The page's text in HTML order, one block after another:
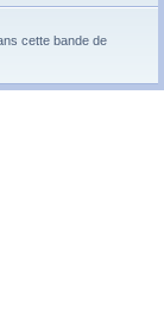
e
cette bande de